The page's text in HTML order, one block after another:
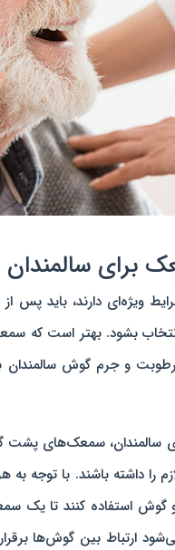
برای
شرایط ویژه‌ای دارند،
بشود. بهتر است که
رطوبت و جرم گوش
سالمندان، سمعک‌های
را داشته باشند. با توجه به
گوش استفاده کنند تا یک
ارتباط بین گوش‌ها